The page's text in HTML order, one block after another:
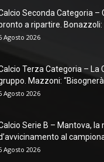
Seconda Categoria –
a ripartire. Bonazzoli:
Agosto 2026
Terza Categoria – La
Mazzoni:
Agosto 2026
Serie B – Mantova, la
al
Agosto 2026